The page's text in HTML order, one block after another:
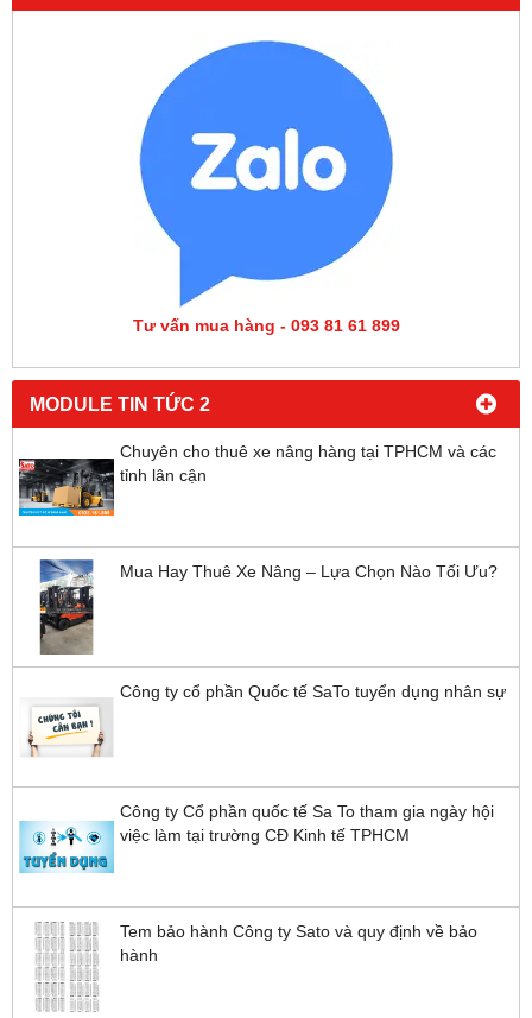
Tư vấn mua hàng - 093 81 61 899
MODULE TIN TỨC 2
Chuyên cho thuê xe nâng hàng tại TPHCM và các
tỉnh lân cận
Mua Hay Thuê Xe Nâng – Lựa Chọn Nào Tối Ưu?
Công ty cổ phần Quốc tế SaTo tuyển dụng nhân sự
Công ty Cổ phần quốc tế Sa To tham gia ngày hội
việc làm tại trường CĐ Kinh tế TPHCM
Tem bảo hành Công ty Sato và quy định về bảo
hành